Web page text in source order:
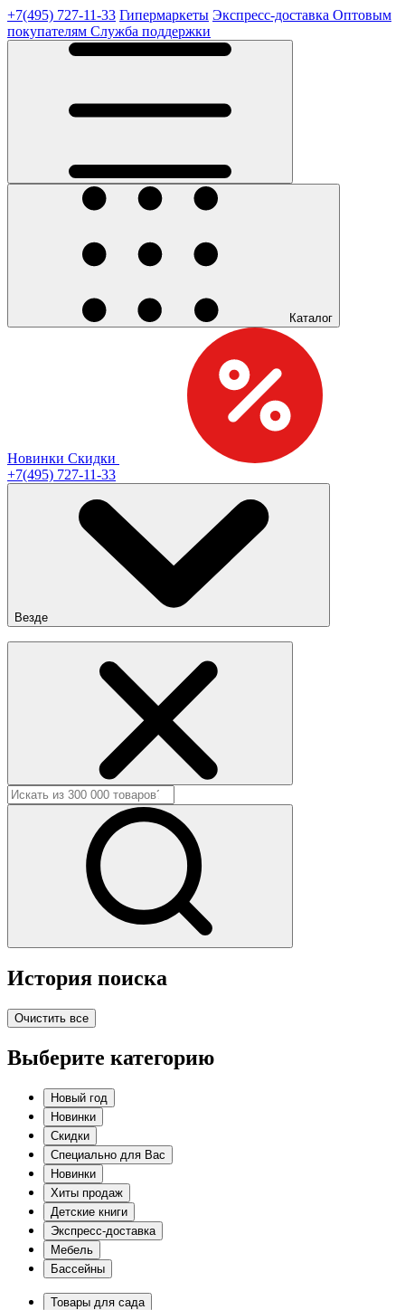
+7(495) 727-11-33 Гипермаркеты Экспресс-доставка Оптовым
покупателям Служба поддержки
Каталог
Новинки Скидки
+7(495) 727-11-33
Везде
История поиска
Очистить все
Выберите категорию
Новый год
Новинки
Скидки
Специально для Вас
Новинки
Хиты продаж
Детские книги
Экспресс-доставка
Мебель
Бассейны
Товары для сада